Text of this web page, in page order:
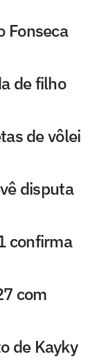
Fonseca
de filho
de vôlei
disputa
confirma
com
de Kayky